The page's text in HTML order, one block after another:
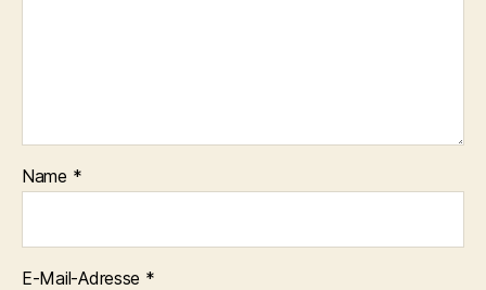
Name *
E-Mail-Adresse *